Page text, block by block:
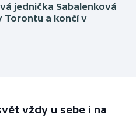
jednička Sabalenková
Torontu a končí v
vždy u sebe i na